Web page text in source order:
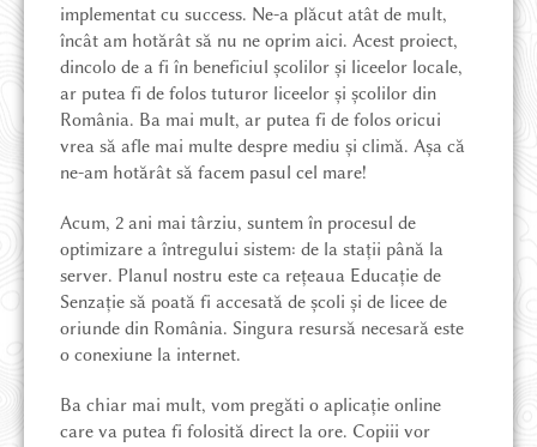
implementat cu success. Ne-a plăcut atât de mult,
încât am hotărât să nu ne oprim aici. Acest proiect,
dincolo de a fi în beneficiul școlilor și liceelor locale,
ar putea fi de folos tuturor liceelor și școlilor din
România. Ba mai mult, ar putea fi de folos oricui
vrea să afle mai multe despre mediu și climă. Așa că
ne-am hotărât să facem pasul cel mare!
Acum, 2 ani mai târziu, suntem în procesul de
optimizare a întregului sistem: de la stații până la
server. Planul nostru este ca rețeaua Educație de
Senzație să poată fi accesată de școli și de licee de
oriunde din România. Singura resursă necesară este
o conexiune la internet.
Ba chiar mai mult, vom pregăti o aplicație online
care va putea fi folosită direct la ore. Copiii vor